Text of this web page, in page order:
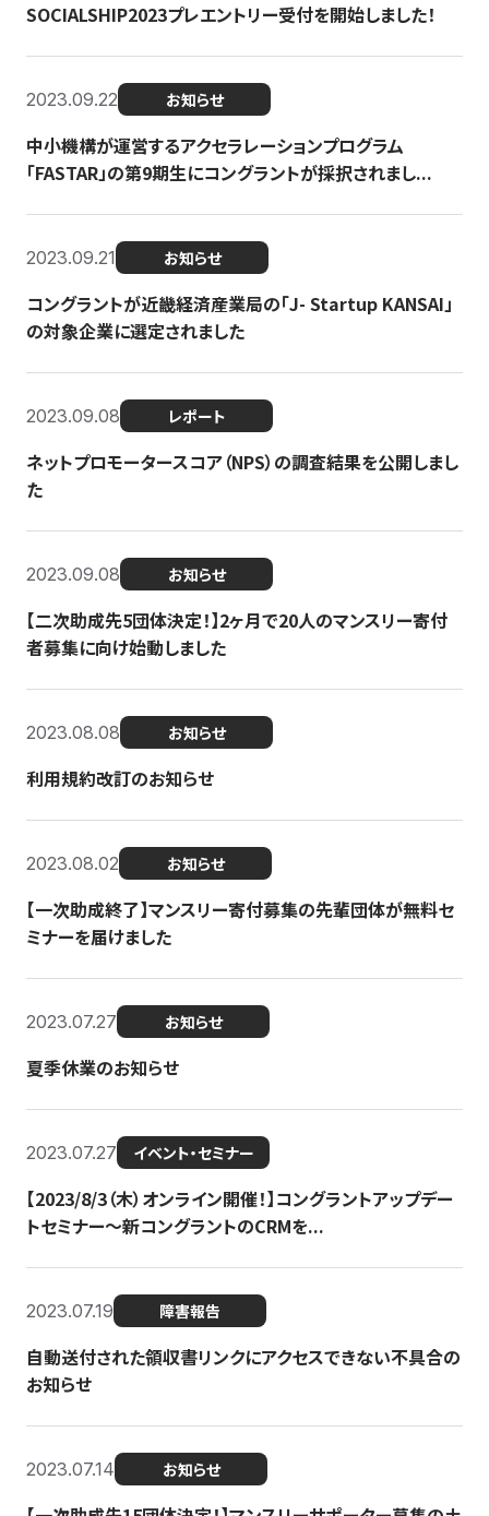
SOCIALSHIP2023プレエントリー受付を開始しました！
2023.09.22 お知らせ
中小機構が運営するアクセラレーションプログラム
「FASTAR」の第9期生にコングラントが採択されまし...
2023.09.21 お知らせ
コングラントが近畿経済産業局の「J- Startup KANSAI」
の対象企業に選定されました
2023.09.08 レポート
ネットプロモータースコア（NPS）の調査結果を公開しまし
た
2023.09.08 お知らせ
【二次助成先5団体決定！】2ヶ月で20人のマンスリー寄付
者募集に向け始動しました
2023.08.08 お知らせ
利用規約改訂のお知らせ
2023.08.02 お知らせ
【一次助成終了】マンスリー寄付募集の先輩団体が無料セ
ミナーを届けました
2023.07.27 お知らせ
夏季休業のお知らせ
2023.07.27 イベント・セミナー
【2023/8/3（木）オンライン開催！】コングラントアップデー
トセミナー〜新コングラントのCRMを...
2023.07.19 障害報告
自動送付された領収書リンクにアクセスできない不具合の
お知らせ
2023.07.14 お知らせ